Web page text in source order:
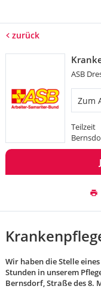
zurück
ASB
Zum
Teilzeit
Wir haben die Stelle
Stunden in unserem
Bernsdorf, Straße des 8.